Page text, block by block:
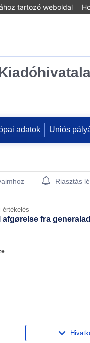
tartozó weboldal
adatok Uniós
PortletRiasztás
értékelés
afgørelse fra